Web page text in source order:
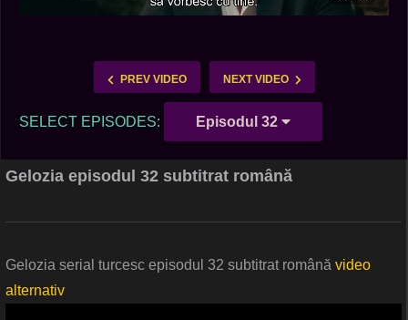
PREV VIDEO NEXT VIDEO
SELECT EPISODES: Episodul 32
Gelozia episodul 32 subtitrat română
Gelozia serial turcesc episodul 32 subtitrat română video
alternativ